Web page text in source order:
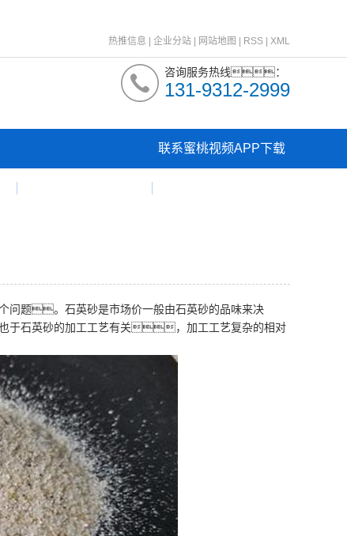
热推信息 企业分站 网站地图 RSS XML
咨询服务热线：
131-9312-2999
联系蜜桃视频APP下载
题。石英砂是市场价一般由石英砂的品味来决
于石英砂的加工工艺有关，加工工艺复杂的相对